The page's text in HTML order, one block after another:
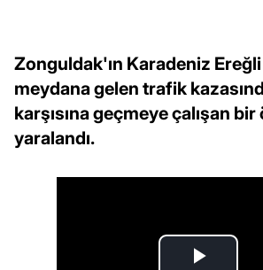
Zonguldak'ın Karadeniz
meydana gelen trafik
karşısına geçmeye çalışan
yaralandı.